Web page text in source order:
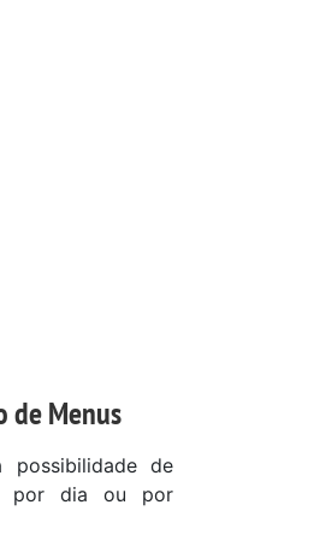
de Menus
possibilidade de
por dia ou por